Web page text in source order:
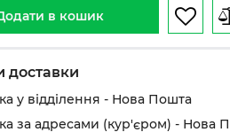
в кошик
доставки
у відділення - Нова Пошта
за адресами (кур'єром) - Нова